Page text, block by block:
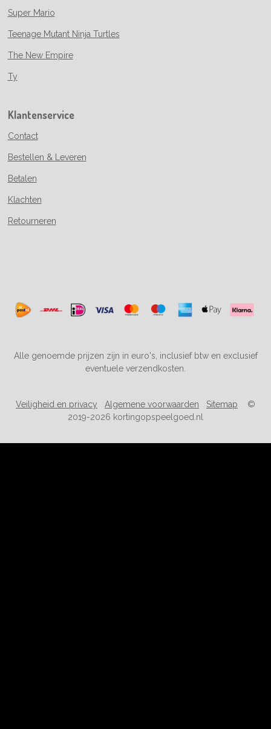
Super Mario
Teenage Mutant Ninja Turtles
The New Empire
Ty
Klantenservice
Contact
Bestellen & Leveren
Betalen
Klachten
Retourneren
Alle genoemde prijzen zijn in euro's, inclusief btw en exclusief
eventuele verzendkosten.
Veiligheid en privacy Algemene voorwaarden Sitemap ©
2019-2026 kortingopspeelgoed.nl